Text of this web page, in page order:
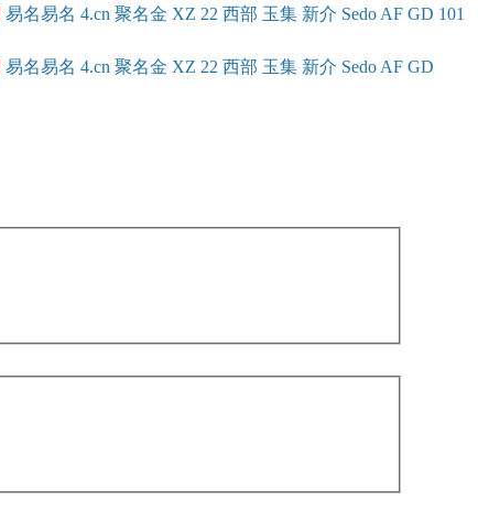
易名易名 4.cn 聚名金 XZ 22 西部 玉集 新介 Sedo AF GD 101